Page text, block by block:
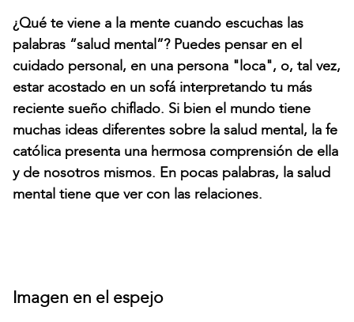
¿Qué te viene a la mente cuando escuchas las
palabras “salud mental”? Puedes pensar en el
cuidado personal, en una persona "loca", o, tal vez,
estar acostado en un sofá interpretando tu más
reciente sueño chiflado. Si bien el mundo tiene
muchas ideas diferentes sobre la salud mental, la fe
católica presenta una hermosa comprensión de ella
y de nosotros mismos. En pocas palabras, la salud
mental tiene que ver con las relaciones.
Imagen en el espejo